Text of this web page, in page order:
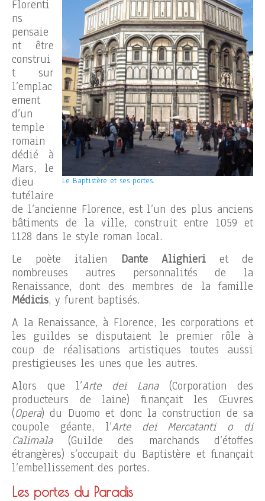
Le Baptistère et ses portes.
Florenti
ns
pensaie
nt être
construi
t sur
l’emplac
ement
d’un
temple
romain
dédié à
Mars, le
dieu
tutélaire
de l’ancienne Florence, est l’un des plus anciens
bâtiments de la ville, construit entre 1059 et
1128 dans le style roman local.
Le poète italien Dante Alighieriet de
nombreuses autres personnalités de la
Renaissance, dont des membres de la famille
Médicis, y furent baptisés.
A la Renaissance, à Florence, les corporations et
les guildes se disputaient le premier rôle à
coup de réalisations artistiques toutes aussi
prestigieuses les unes que les autres.
Alors que l’Arte dei Lana(Corporation des
producteurs de laine) finançait les Œuvres
(Opera) du Duomo et donc la construction de sa
coupole géante, l’Arte dei Mercatanti o di
Calimala(Guilde des marchands d’étoffes
étrangères) s’occupait du Baptistère et finançait
l’embellissement des portes.
Les portes du Paradis